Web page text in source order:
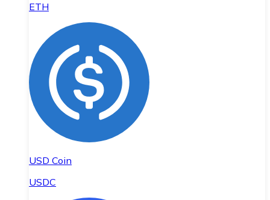
ETH
USD Coin
USDC